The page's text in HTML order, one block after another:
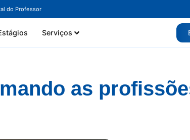
do Professor
Serviços
as